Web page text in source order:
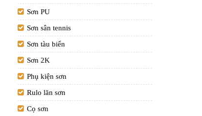
Sơn PU
Sơn sân tennis
Sơn tàu biển
Sơn 2K
Phụ kiện sơn
Rulo lăn sơn
Cọ sơn